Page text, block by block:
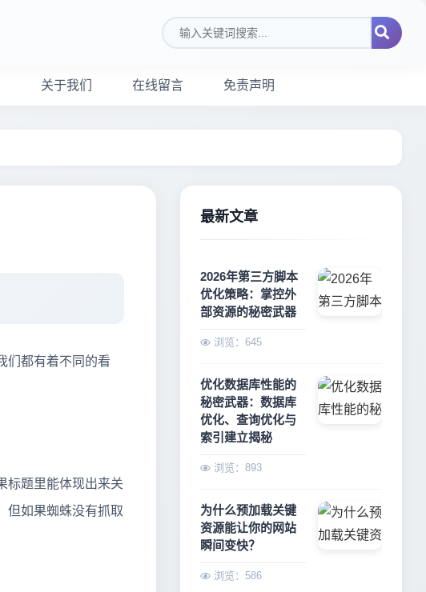
搜索关键词
关于我们 在线留言 免责声明
们都有着不同的看
题里能体现出来关
但如果蜘蛛没有抓取
最新文章
2026年第三方脚本
优化策略：掌控外
部资源的秘密武器
浏览：645
优化数据库性能的
秘密武器：数据库
优化、查询优化与
索引建立揭秘
浏览：893
为什么预加载关键
资源能让你的网站
瞬间变快？
浏览：586